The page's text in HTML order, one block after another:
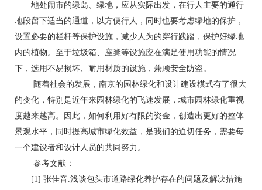
地处闹市的绿岛、绿地，应从实际出发，在行人主要的通行
地段留下适当的通道，以方便行人，同时也要考虑绿地的保护，
设置必要的栏杆等保护设施，减少人为的穿行践踏，保护好绿地
内的植物。至于垃圾箱、座凳等设施应在满足使用功能的情况
下，选用不易损坏、耐用材质的设施，兼顾安全防盗。
随着社会的发展，南京的园林绿化和设计建设模式有了很大
的变化，特别是近年来园林绿化的飞速发展，城市园林绿化重视
度越来越高。因此，如何利用好有限的资金，创造出更好的整体
景观水平，同时提高城市绿化效益，是我们的迫切任务，需要每
一个建设者和设计人员的共同努力。
参考文献：
[1] 张佳音.浅谈包头市道路绿化养护存在的问题及解决措施